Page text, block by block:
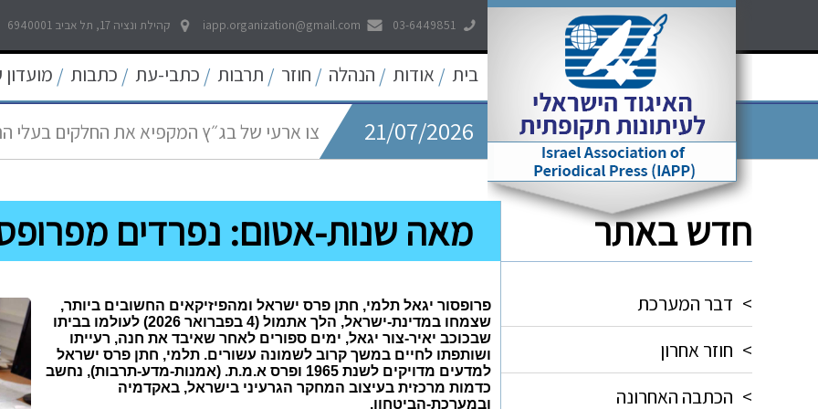
03-6449851
iapp.organization@gmail.com קהילת ונציה 17, תל אביב 6940001
בית / אודות / הנהלה / חוזר / תרבות / כתבי-עת / כתבות / מועדון
21/07/2026 לאפשר דיווח פתוח וחופשי לכל אמצעי
21/07/2026 צו ארעי של בג״ץ המקפיא את החלקים בעלי
החדש 05/07/2026 עוד קו אדום נחצה - פגיעה באולפני חדשות
22/05/2026 פסיקה היסטורית של בית המשפט העליון
09/05/2026 שאגת הארי - המלחמה על הפיצויים לעצמאים
חדש באתר
> דבר המערכת
> חוזר אחרון
> הכתבה האחרונה
מאה שנות-אטום: נפרדים
פרופסור יגאל תלמי, חתן פרס ישראל ומהפיזיקאים החשובים ביותר,
שצמחו במדינת-ישראל, הלך אתמול (4 בפברואר 2026) לעולמו בביתו
שבכוכב יאיר-צור יגאל, ימים ספורים לאחר שאיבד את חנה, רעייתו
ושותפתו לחיים במשך קרוב לשמונה עשורים. תלמי, חתן פרס ישראל
למדעים מדויקים לשנת 1965 ופרס א.מ.ת. (אמנות-מדע-תרבות), נחשב
כדמות מרכזית בעיצוב המחקר הגרעיני בישראל, באקדמיה
ובמערכת-הביטחון.